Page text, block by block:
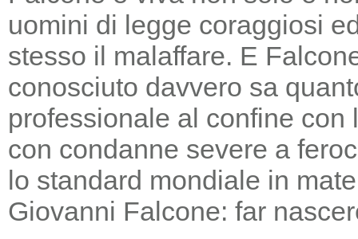
uomini di legge coraggiosi
stesso il malaffare. E
conosciuto davvero sa
professionale al confine
con condanne severe a
lo standard mondiale in
Giovanni Falcone: far